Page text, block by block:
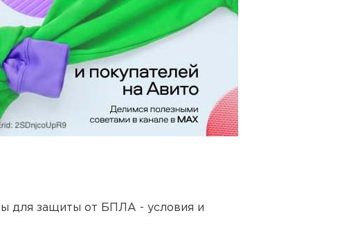
для защиты от БПЛА - условия и